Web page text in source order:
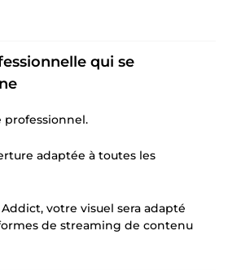
qui se
professionnel.
adaptée à toutes les
votre visuel sera adapté
de streaming de contenu